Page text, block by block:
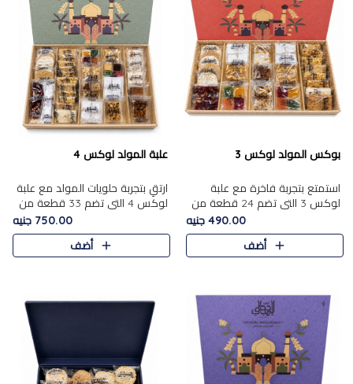
بوكس المولد لوكس 3
استمتع بتجربة فاخرة مع علبة
لوكس 3 التي تضم 24 قطعة من
أشهر حلويات المولد الشرقية
المختارة بعناية. تحتوي التشكيلة
على الجزرية بالفول، والملب..
490.00 جنيه
أضف
علبة المولد لوكس 4
ارتقِ بتجربة حلويات المولد مع علبة
لوكس 4 التي تضم 33 قطعة من
تشكيلة فاخرة ومتنوعة من أشهر
الأصناف الشرقية. تحتوي العلبة على
الجزرية بالفول،..
750.00 جنيه
أضف